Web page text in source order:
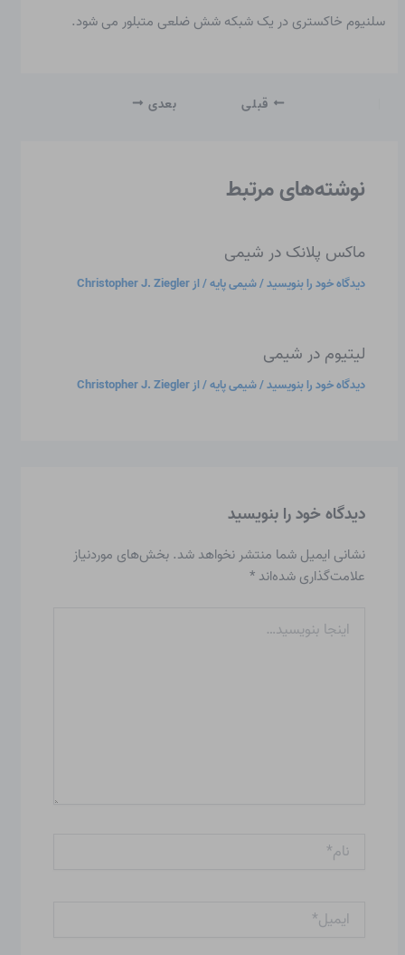
سلنیوم خاکستری در یک شبکه شش ضلعی متبلور می شود.
قبلی بعدی
نوشته‌های مرتبط
ماکس پلانک در شیمی
دیدگاه‌ خود را بنویسید/شیمی پایه/ از Christopher J. Ziegler
لیتیوم در شیمی
دیدگاه‌ خود را بنویسید/شیمی پایه/ از Christopher J. Ziegler
دیدگاه‌ خود را بنویسید
نشانی ایمیل شما منتشر نخواهد شد. بخش‌های موردنیاز
علامت‌گذاری شده‌اند*
بنویسید…
ایمیل*